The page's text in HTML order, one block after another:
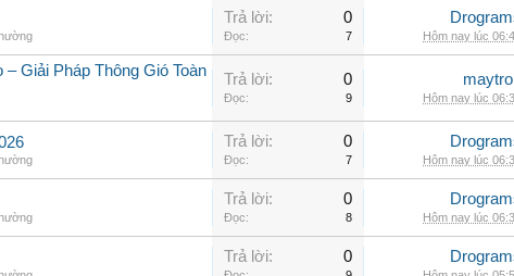
Trả lời: 0
Đọc: 7 Hôm nay lúc
Giải Pháp Thông Gió Toàn
Trả lời: 0
Đọc: 9 Hôm nay lúc
Trả lời: 0
Đọc: 7 Hôm nay lúc
Trả lời: 0
Đọc: 8 Hôm nay lúc
Trả lời: 0